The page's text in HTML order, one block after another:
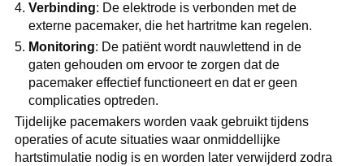
Verbinding: De elektrode is verbonden met de
externe pacemaker, die het hartritme kan regelen.
Monitoring: De patiënt wordt nauwlettend in de
gaten gehouden om ervoor te zorgen dat de
pacemaker effectief functioneert en dat er geen
complicaties optreden.
Tijdelijke pacemakers worden vaak gebruikt tijdens
operaties of acute situaties waar onmiddellijke
hartstimulatie nodig is en worden later verwijderd zodra